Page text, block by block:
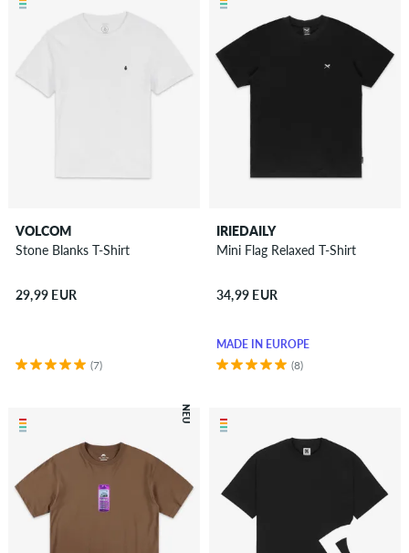
VOLCOM
Stone Blanks T-Shirt
29,99 EUR
(7)
IRIEDAILY
Mini Flag Relaxed T-Shirt
34,99 EUR
MADE IN EUROPE
(8)
NEU